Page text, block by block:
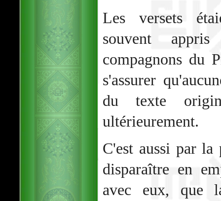
Les versets
souvent
compagnons du
s'assurer
du texte
ultérieurement.
C'est aussi par
disparaître en
avec eux, que